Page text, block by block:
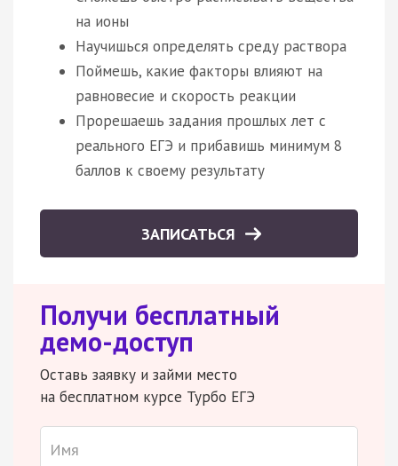
на ионы
Научишься определять среду раствора
Поймешь, какие факторы влияют на
равновесие и скорость реакции
Прорешаешь задания прошлых лет с
реального ЕГЭ и прибавишь минимум 8
баллов к своему результату
ЗАПИСАТЬСЯ
Получи бесплатный
демо-доступ
Оставь заявку и займи место
на бесплатном курсе Турбо ЕГЭ